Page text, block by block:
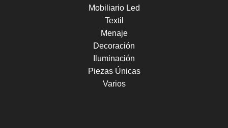
Mobiliario Led
Textil
Menaje
Decoración
Iluminación
Piezas Únicas
Varios